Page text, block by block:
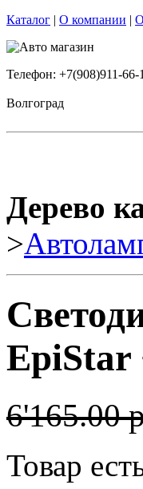
Каталог | О компании |
Телефон: +7(908)911-66-
Волгоград
Дерево
>
EpiStar
6'165.00
Товар